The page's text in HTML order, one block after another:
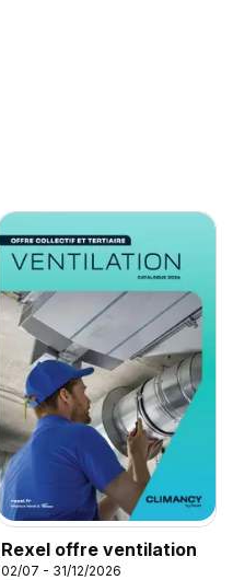
Rexel offre ventilation
02/07 - 31/12/2026